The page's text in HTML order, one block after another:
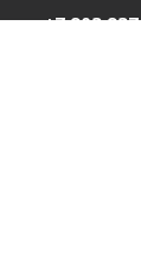
+7 903